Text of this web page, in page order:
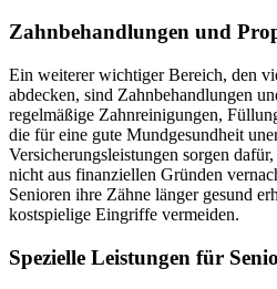
Zahnbehandlungen und
Ein weiterer wichtiger Bereich, den
abdecken, sind Zahnbehandlungen
regelmäßige Zahnreinigungen,
die für eine gute Mundgesundheit
Versicherungsleistungen sorgen
nicht aus finanziellen Gründen
Senioren ihre Zähne länger gesund
kostspielige Eingriffe vermeiden.
Spezielle Leistungen für